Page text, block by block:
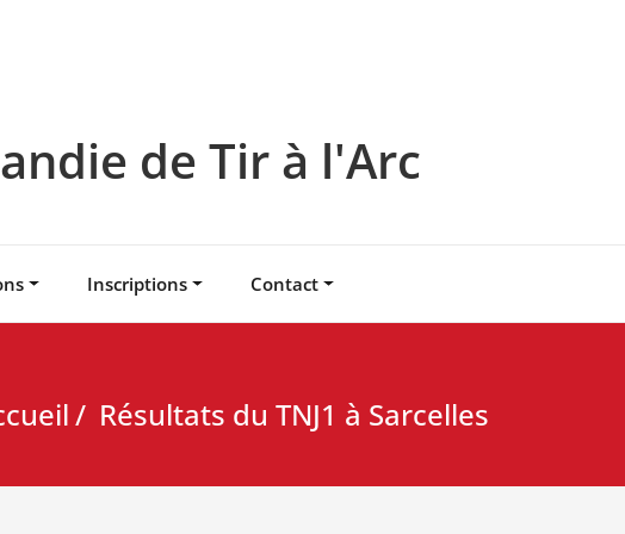
de Tir à l'Arc
Inscriptions Contact
Résultats du TNJ1 à Sarcelles